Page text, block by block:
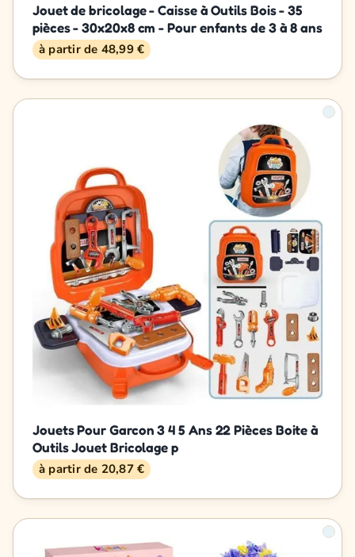
Jouet de bricolage - Caisse à Outils Bois - 35
pièces - 30x20x8 cm - Pour enfants de 3 à 8 ans
à partir de 48,99 €
Jouets Pour Garcon 3 4 5 Ans 22 Pièces Boite à
Outils Jouet Bricolage p
à partir de 20,87 €